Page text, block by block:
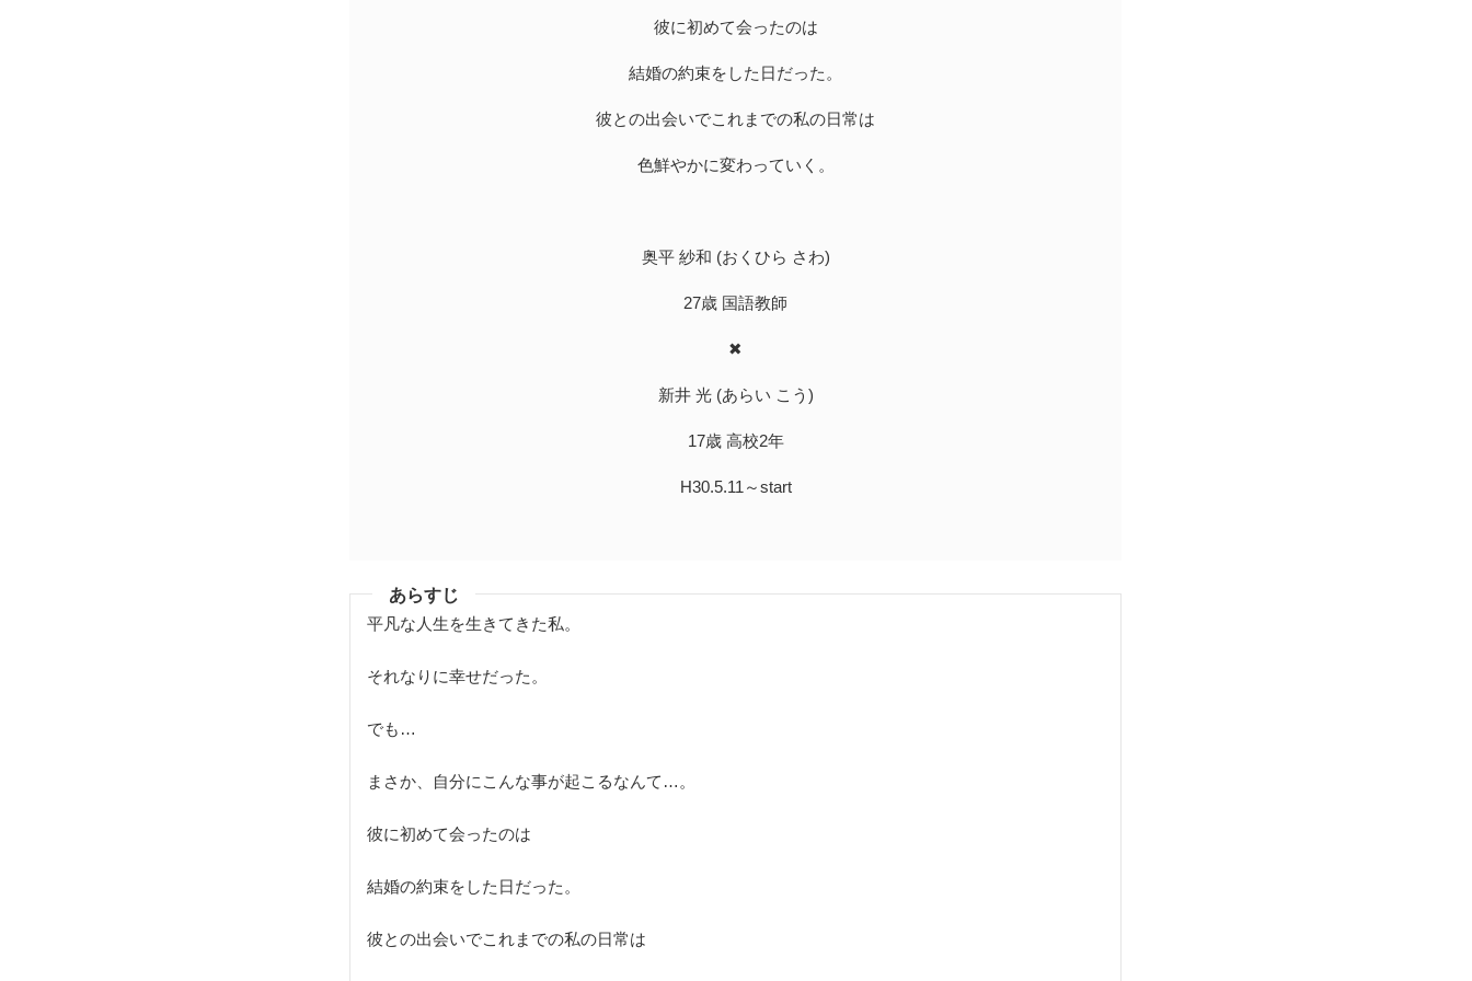
彼に初めて会ったのは
結婚の約束をした日だった。
彼との出会いでこれまでの私の日常は
色鮮やかに変わっていく。
奥平 紗和 (おくひら さわ)
27歳 国語教師
✖
新井 光 (あらい こう)
17歳 高校2年
H30.5.11～start
あらすじ
平凡な人生を生きてきた私。
それなりに幸せだった。
でも…
まさか、自分にこんな事が起こるなんて…。
彼に初めて会ったのは
結婚の約束をした日だった。
彼との出会いでこれまでの私の日常は